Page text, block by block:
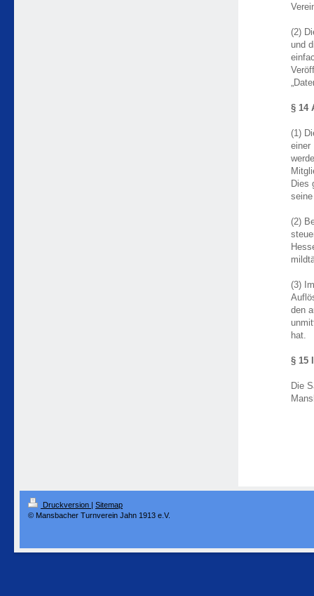
(2)
und
§ 14
(1)
einer
Dies
(2)
(3)
den
hat.
§ 15
Die
Druckversion | Sitemap
© Mansbacher Turnverein Jahn 1913 e.V.